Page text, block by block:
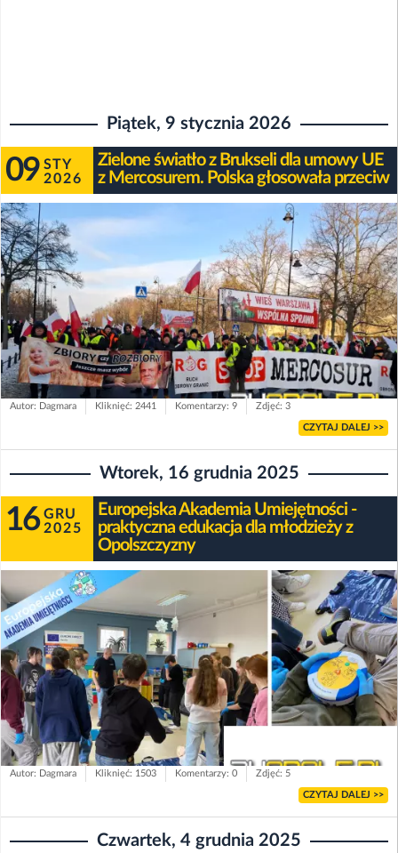
Piątek, 9 stycznia 2026
09 STY
2026
Zielone światło z Brukseli dla umowy UE
z Mercosurem. Polska głosowała przeciw
Autor: Dagmara Kliknięć: 2441 Komentarzy: 9 Zdjęć: 3
CZYTAJ DALEJ >>
Wtorek, 16 grudnia 2025
16 GRU
2025
Europejska Akademia Umiejętności -
praktyczna edukacja dla młodzieży z
Opolszczyzny
Autor: Dagmara Kliknięć: 1503 Komentarzy: 0 Zdjęć: 5
CZYTAJ DALEJ >>
Czwartek, 4 grudnia 2025